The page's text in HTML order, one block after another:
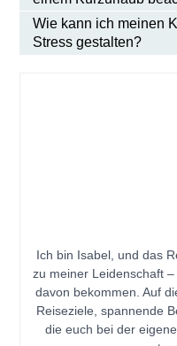
Wie kann ich meinen
Stress gestalten?
Ich bin Isabel, und das
zu meiner Leidenschaft
davon bekommen. Auf
Reiseziele, spannende
die euch bei der